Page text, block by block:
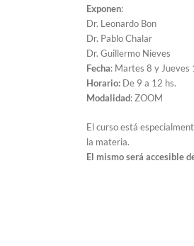
Exponen:
Dr. Leonardo Bon
Dr. Pablo Chalar
Dr. Guillermo Nieves
Fecha: Martes 8 y
Horario: De 9 a 12 hs.
Modalidad: ZOOM
El curso está
la materia.
El mismo será accesible